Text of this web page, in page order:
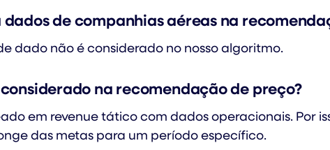
de companhias aéreas na
dado não é considerado no nosso algoritmo.
na recomendação de preço?
em revenue tático com dados operacionais. Por
das metas para um período específico.